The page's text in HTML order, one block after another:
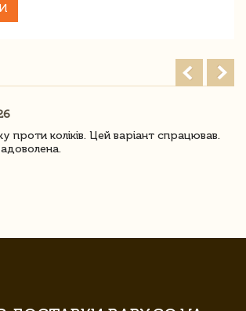
проти коліків. Цей варіант спрацював.